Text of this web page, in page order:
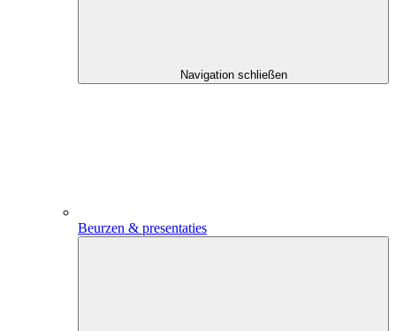
Navigation schließen
Beurzen & presentaties